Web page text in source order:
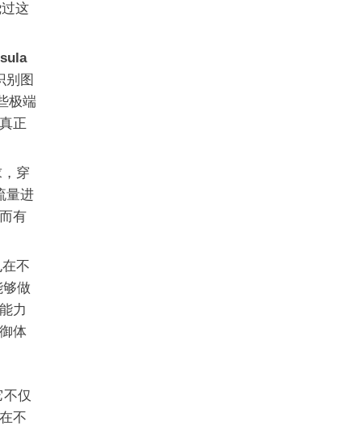
这
别图
极端
正
穿
量进
有
不
做
力
体
不仅
不